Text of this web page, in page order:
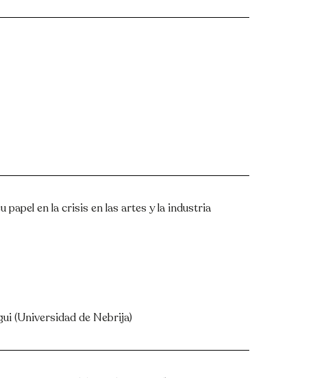
papel en la crisis en las artes y la industria
(Universidad de Nebrija)